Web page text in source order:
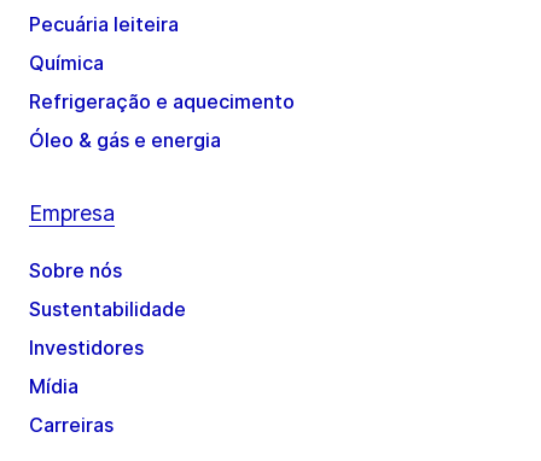
Pecuária leiteira
Química
Refrigeração e aquecimento
Óleo & gás e energia
Empresa
Sobre nós
Sustentabilidade
Investidores
Mídia
Carreiras